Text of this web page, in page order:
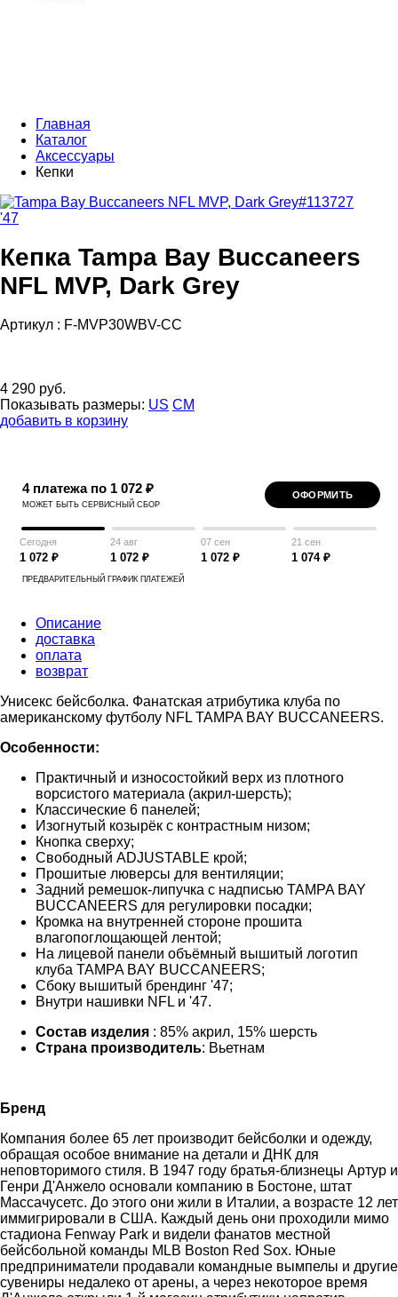
Главная
Каталог
Аксессуары
Кепки
'47
Кепка Tampa Bay Buccaneers
NFL MVP, Dark Grey
Артикул : F-MVP30WBV-CC
4 290 руб.
Показывать размеры: US CM
добавить в корзину
4 платежа по 1 072 ₽
МОЖЕТ БЫТЬ СЕРВИСНЫЙ СБОР
ОФОРМИТЬ
Сегодня
1 072 ₽
24 авг
1 072 ₽
07 сен
1 072 ₽
21 сен
1 074 ₽
ПРЕДВАРИТЕЛЬНЫЙ ГРАФИК ПЛАТЕЖЕЙ
Описание
доставка
оплата
возврат
Унисекс бейсболка. Фанатская атрибутика клуба по
американскому футболу NFL TAMPA BAY BUCCANEERS.
Особенности:
Практичный и износостойкий верх из плотного
ворсистого материала (акрил-шерсть);
Классические 6 панелей;
Изогнутый козырёк с контрастным низом;
Кнопка сверху;
Свободный ADJUSTABLE крой;
Прошитые люверсы для вентиляции;
Задний ремешок-липучка с надписью TAMPA BAY
BUCCANEERS для регулировки посадки;
Кромка на внутренней стороне прошита
влагопоглощающей лентой;
На лицевой панели объёмный вышитый логотип
клуба TAMPA BAY BUCCANEERS;
Сбоку вышитый брендинг '47;
Внутри нашивки NFL и '47.
Состав изделия : 85% акрил, 15% шерсть
Страна производитель: Вьетнам
Бренд
Компания более 65 лет производит бейсболки и одежду,
обращая особое внимание на детали и ДНК для
неповторимого стиля. В 1947 году братья-близнецы Артур и
Генри Д'Анжело основали компанию в Бостоне, штат
Массачусетс. До этого они жили в Италии, а возрасте 12 лет
иммигрировали в США. Каждый день они проходили мимо
стадиона Fenway Park и видели фанатов местной
бейсбольной команды MLB Boston Red Sox. Юные
предприниматели продавали командные вымпелы и другие
сувениры недалеко от арены, а через некоторое время